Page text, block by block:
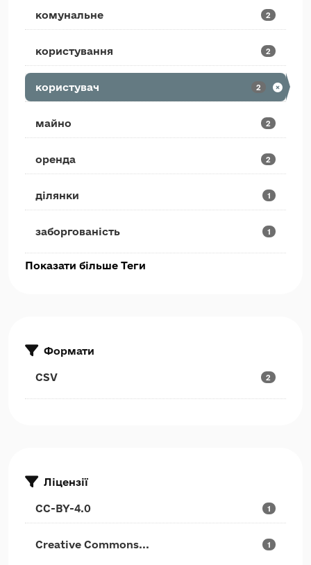
комунальне 2
користування 2
користувач 2
майно 2
оренда 2
ділянки 1
заборгованість 1
Показати більше Теги
Формати
CSV 2
Ліцензії
CC-BY-4.0 1
Creative Commons... 1